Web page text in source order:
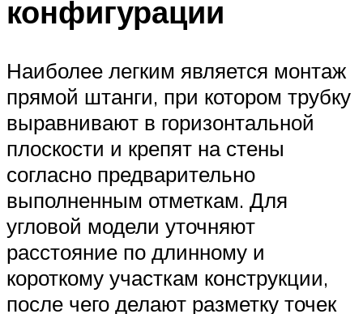
конфигурации
Наиболее легким является монтаж
прямой штанги, при котором трубку
выравнивают в горизонтальной
плоскости и крепят на стены
согласно предварительно
выполненным отметкам. Для
угловой модели уточняют
расстояние по длинному и
короткому участкам конструкции,
после чего делают разметку точек